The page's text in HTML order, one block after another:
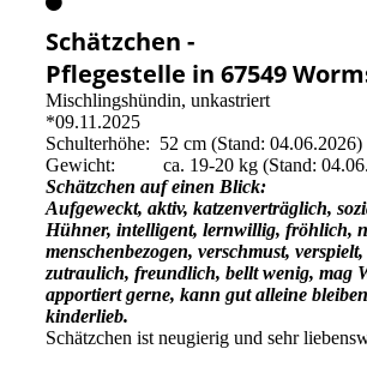
Schätzchen -
Pflegestelle in 67549
Mischlingshündin, unkastriert
*09.11.2025
Schulterhöhe: 52 cm (Stand: 04.06.2026)
Gewicht: ca. 19-20 kg (Stand:
Schätzchen auf einen Blick:
Aufgeweckt, aktiv, katzenverträglich,
Hühner, intelligent, lernwillig, fröhlich,
menschenbezogen, verschmust,
zutraulich, freundlich, bellt wenig, mag
apportiert gerne, kann gut alleine
kinderlieb.
Schätzchen ist neugierig und sehr